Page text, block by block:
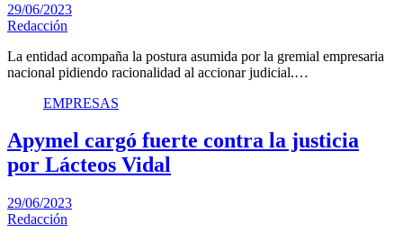
29/06/2023
Redacción
La entidad acompaña la postura asumida por la gremial empresaria
nacional pidiendo racionalidad al accionar judicial.…
EMPRESAS
Apymel cargó fuerte contra la justicia
por Lácteos Vidal
29/06/2023
Redacción